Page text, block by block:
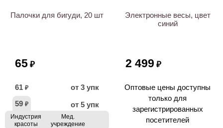
Палочки для бигуди, 20 шт
65 ₽
61 ₽
от 3 упк
59 ₽ от 5 упк
Индустрия
красоты
Мед.
учреждение
Электронные весы, цвет
синий
2 499 ₽
Оптовые цены доступны
только для
зарегистрированных
посетителей